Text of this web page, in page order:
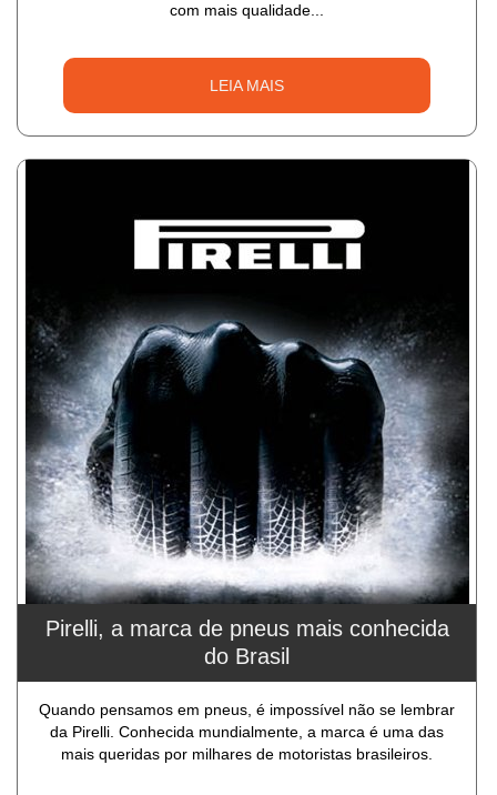
com mais qualidade...
LEIA MAIS
Pirelli, a marca de pneus mais conhecida
do Brasil
Quando pensamos em pneus, é impossível não se lembrar
da Pirelli. Conhecida mundialmente, a marca é uma das
mais queridas por milhares de motoristas brasileiros.